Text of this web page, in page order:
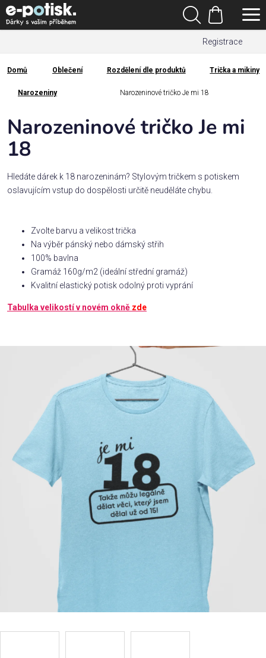
Přejít
na
obsah
Registrace
Hledat
Nákupní
košík
Kategorie
Dárek
pro
Rodina
/
Povolání,
zájmy a
sport
Přihlášení
Domů
Domů Oblečení Rozdělení dle produktů Trička a mikiny
Narozeniny Narozeninové tričko Je mi 18
Narozeninové tričko Je mi
18
Hledáte dárek k 18 narozeninám? Stylovým tričkem s potiskem
oslavujícím vstup do dospělosti určitě neuděláte chybu.
Zvolte barvu a velikost trička
Na výběr pánský nebo dámský střih
100% bavlna
Gramáž 160g/m2 (ideální střední gramáž)
Kvalitní elastický potisk odolný proti vyprání
Tabulka velikostí v novém okně zde